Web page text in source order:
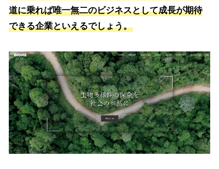
道に乗れば唯一無二のビジネスとして成長が期待
できる企業といえるでしょう。